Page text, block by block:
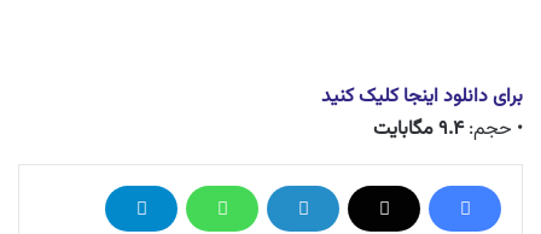
برای دانلود اینجا کلیک کنید
• حجم:۹.۴ مگابایت